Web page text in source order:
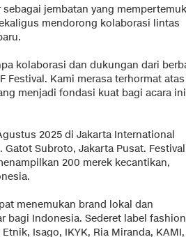
jembatan yang
mendorong kolaborasi lintas
kolaborasi dan dukungan dari
Festival. Kami merasa terhormat atas
menjadi fondasi kuat bagi acara
2025 di Jakarta International
Gatot Subroto, Jakarta Pusat.
200 merek kecantikan,
menemukan brand lokal dan
bagi Indonesia. Sederet label fashion
Isago, IKYK, Ria Miranda, KAMI,